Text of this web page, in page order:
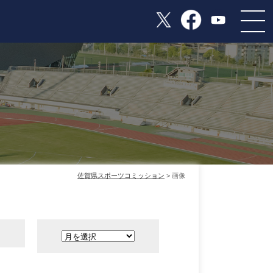
佐賀県スポーツコミッション > 画像